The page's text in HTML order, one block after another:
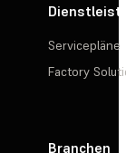
Servicepläne
Factory
Branchen